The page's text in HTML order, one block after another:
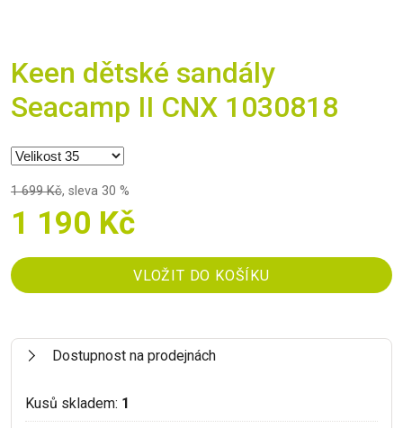
Keen dětské sandály
Seacamp II CNX 1030818
1 699 Kč, sleva 30 %
1 190 Kč
Dostupnost na prodejnách
Kusů skladem: 1